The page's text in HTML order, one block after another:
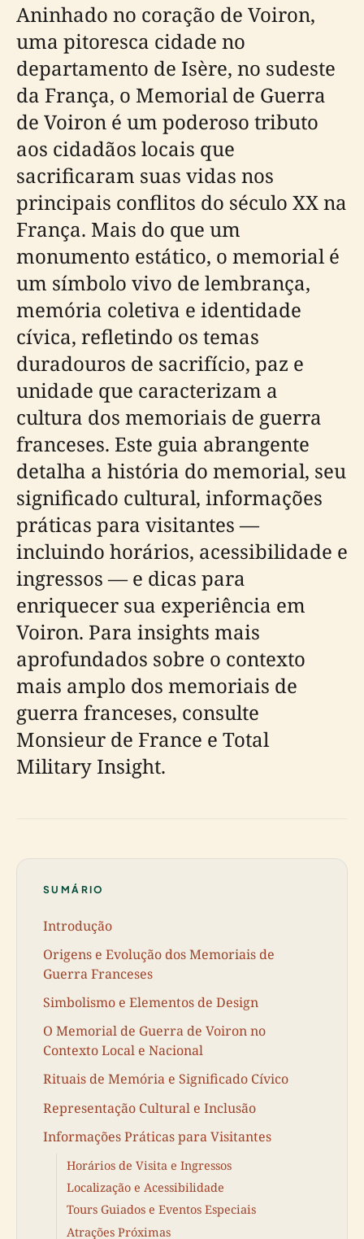
Aninhado no coração de Voiron,
uma pitoresca cidade no
departamento de Isère, no sudeste
da França, o Memorial de Guerra
de Voiron é um poderoso tributo
aos cidadãos locais que
sacrificaram suas vidas nos
principais conflitos do século XX na
França. Mais do que um
monumento estático, o memorial é
um símbolo vivo de lembrança,
memória coletiva e identidade
cívica, refletindo os temas
duradouros de sacrifício, paz e
unidade que caracterizam a
cultura dos memoriais de guerra
franceses. Este guia abrangente
detalha a história do memorial, seu
significado cultural, informações
práticas para visitantes —
incluindo horários, acessibilidade e
ingressos — e dicas para
enriquecer sua experiência em
Voiron. Para insights mais
aprofundados sobre o contexto
mais amplo dos memoriais de
guerra franceses, consulte
Monsieur de France e Total
Military Insight.
SUMÁRIO
Introdução
Origens e Evolução dos Memoriais de
Guerra Franceses
Simbolismo e Elementos de Design
O Memorial de Guerra de Voiron no
Contexto Local e Nacional
Rituais de Memória e Significado Cívico
Representação Cultural e Inclusão
Informações Práticas para Visitantes
Horários de Visita e Ingressos
Localização e Acessibilidade
Tours Guiados e Eventos Especiais
Atrações Próximas